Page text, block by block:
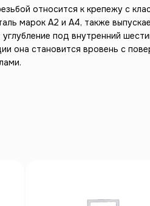
относится к крепежу с
марок А2 и А4, также
под внутренний
она становится вровень с